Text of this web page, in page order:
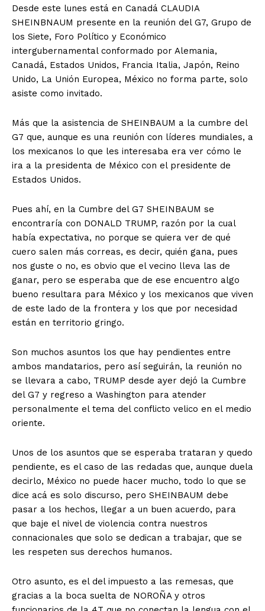
Desde este lunes está en Canadá CLAUDIA
SHEINBNAUM presente en la reunión del G7, Grupo de
los Siete, Foro Político y Económico
intergubernamental conformado por Alemania,
Canadá, Estados Unidos, Francia Italia, Japón, Reino
Unido, La Unión Europea, México no forma parte, solo
asiste como invitado.
Más que la asistencia de SHEINBAUM a la cumbre del
G7 que, aunque es una reunión con líderes mundiales, a
los mexicanos lo que les interesaba era ver cómo le
ira a la presidenta de México con el presidente de
Estados Unidos.
Pues ahí, en la Cumbre del G7 SHEINBAUM se
encontraría con DONALD TRUMP, razón por la cual
había expectativa, no porque se quiera ver de qué
cuero salen más correas, es decir, quién gana, pues
nos guste o no, es obvio que el vecino lleva las de
ganar, pero se esperaba que de ese encuentro algo
bueno resultara para México y los mexicanos que viven
de este lado de la frontera y los que por necesidad
están en territorio gringo.
Son muchos asuntos los que hay pendientes entre
ambos mandatarios, pero así seguirán, la reunión no
se llevara a cabo, TRUMP desde ayer dejó la Cumbre
del G7 y regreso a Washington para atender
personalmente el tema del conflicto velico en el medio
oriente.
Unos de los asuntos que se esperaba trataran y quedo
pendiente, es el caso de las redadas que, aunque duela
decirlo, México no puede hacer mucho, todo lo que se
dice acá es solo discurso, pero SHEINBAUM debe
pasar a los hechos, llegar a un buen acuerdo, para
que baje el nivel de violencia contra nuestros
connacionales que solo se dedican a trabajar, que se
les respeten sus derechos humanos.
Otro asunto, es el del impuesto a las remesas, que
gracias a la boca suelta de NOROÑA y otros